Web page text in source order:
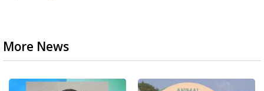
More News